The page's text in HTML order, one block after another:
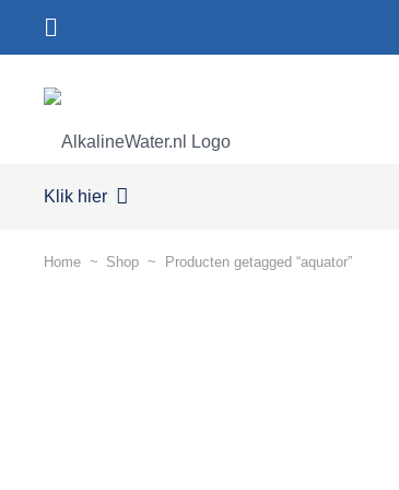
Klik hier
Home ~ Shop ~ Producten getagged “aquator”